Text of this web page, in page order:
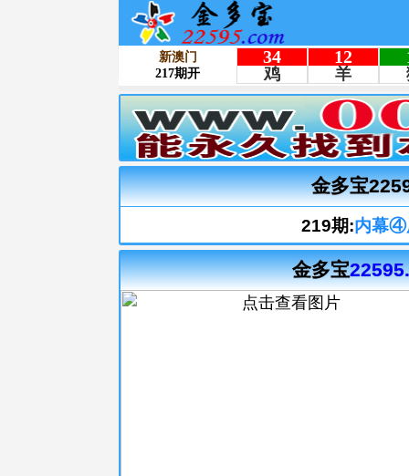
金多宝
219期:内幕④
金多宝